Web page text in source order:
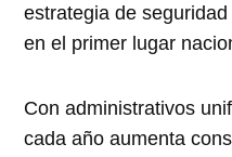
estrategia de
en el primer lugar
Con administrativos
cada año aumenta